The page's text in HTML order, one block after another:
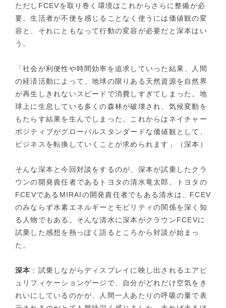
ただしFCEVを取り巻く環境はこれからさらに整備が必
要。生活者が不便を感じることなく使うには価値観の変
容と、それにともなって行動の変容が必要だと深本はい
う。
「社会が利便性や時間効率を追求していった結果、人間
の経済活動によって、地球の限りある天然資源を自然界
が再生しきれないスピードで消費しすぎてしまった。地
球上に生息している多くの森林が破壊され、気候変動を
もたらす結果を生んでしまった。これからはネイチャー
ポジティブがグローバルスタンダードな価値観として、
ビジネスを転換していくことが求められます」（深本）
そんな深本と今回対談をするのが、深本が試乗したクラ
ウンの開発責任者であるトヨタの清水竜太郎。トヨタの
FCEVであるMIRAIの開発責任者でもある清水は、FCEV
のみならず水素エネルギーとモビリティの関係を深く知
る人物でもある。そんな清水に深本がクラウンFCEVに
試乗した感想を熱っぽく語るところから対談が始まっ
た。
深本 ：試乗しながらディスプレイに映し出されるエアピ
ュリフィケーションゲージで、自分がどれだけ空気をき
れいにしているのかが、人間一人あたりの呼吸の量で表